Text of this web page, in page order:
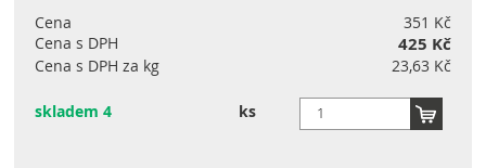
Cena
351 Kč
Cena s DPH
425 Kč
Cena s DPH za kg 23,63 Kč
skladem 4 ks